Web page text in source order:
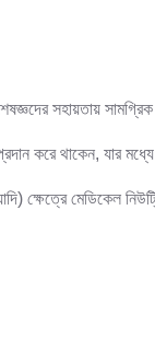
সহায়তায়
প্রদান করে থাকেন, যার
ক্ষেত্রে মেডিকেল